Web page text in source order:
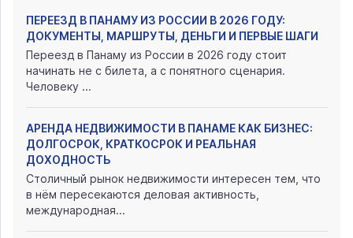
ПЕРЕЕЗД В ПАНАМУ ИЗ РОССИИ В 2026 ГОДУ:
ДОКУМЕНТЫ, МАРШРУТЫ, ДЕНЬГИ И ПЕРВЫЕ ШАГИ
Переезд в Панаму из России в 2026 году стоит
начинать не с билета, а с понятного сценария.
Человеку ...
АРЕНДА НЕДВИЖИМОСТИ В ПАНАМЕ КАК БИЗНЕС:
ДОЛГОСРОК, КРАТКОСРОК И РЕАЛЬНАЯ
ДОХОДНОСТЬ
Столичный рынок недвижимости интересен тем, что
в нём пересекаются деловая активность,
международная...